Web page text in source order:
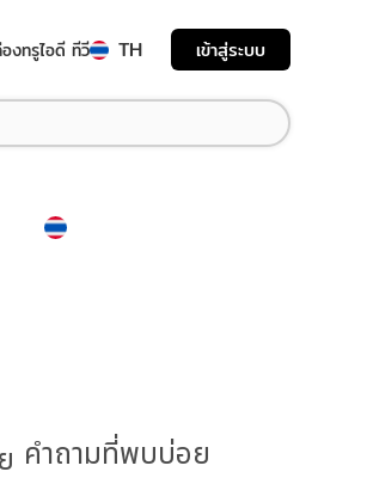
งทรูไอดี ทีวี TH เข้าสู่ระบบ
คำถามที่พบบ่อย